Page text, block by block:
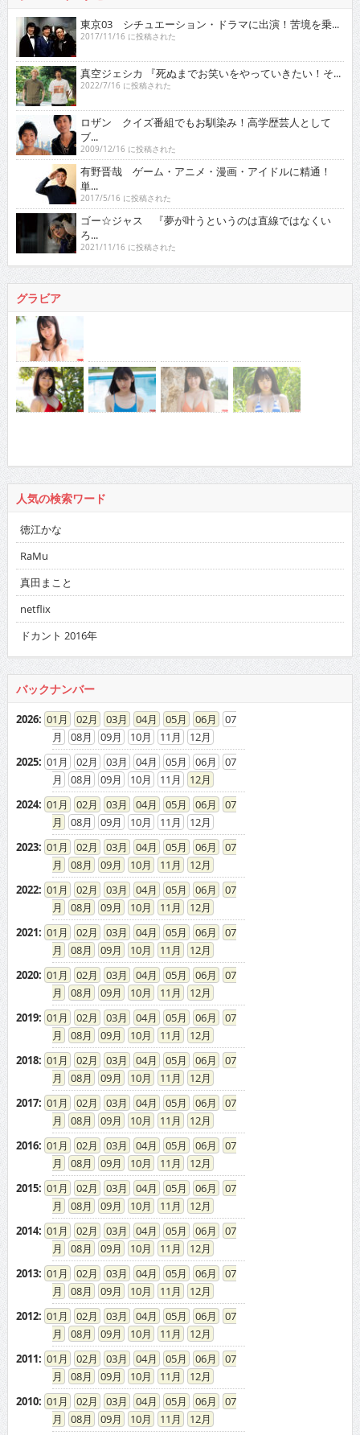
東京03 シチュエーション・ドラマに出演！苦境を乗...
2017/11/16 に投稿された
真空ジェシカ 『死ぬまでお笑いをやっていきたい！そ...
2022/7/16 に投稿された
ロザン クイズ番組でもお馴染み！高学歴芸人として
ブ...
2009/12/16 に投稿された
有野晋哉 ゲーム・アニメ・漫画・アイドルに精通！
単...
2017/5/16 に投稿された
ゴー☆ジャス 『夢が叶うというのは直線ではなくい
ろ...
2021/11/16 に投稿された
グラビア
人気の検索ワード
徳江かな
RaMu
真田まこと
netflix
ドカント 2016年
バックナンバー
2026: 01 02 03 04 05 06
07
08
09 10 11
12
2025: 01 02 03 04 05 06
07
08
09 10 11
12
2024: 01 02 03 04 05 06
07
08
09 10 11
12
2023: 01 02 03 04 05 06
07
08
09 10 11
12
2022: 01 02 03 04 05 06
07
08
09 10 11
12
2021: 01 02 03 04 05 06
07
08
09 10 11
12
2020: 01 02 03 04 05 06
07
08
09 10 11
12
2019: 01 02 03 04 05 06
07
08
09 10 11
12
2018: 01 02 03 04 05 06
07
08
09 10 11
12
2017: 01 02 03 04 05 06
07
08
09 10 11
12
2016: 01 02 03 04 05 06
07
08
09 10 11
12
2015: 01 02 03 04 05 06
07
08
09 10 11
12
2014: 01 02 03 04 05 06
07
08
09 10 11
12
2013: 01 02 03 04 05 06
07
08
09 10 11
12
2012: 01 02 03 04 05 06
07
08
09 10 11
12
2011: 01 02 03 04 05 06
07
08
09 10 11
12
2010: 01 02 03 04 05 06
07
08
09 10 11
12